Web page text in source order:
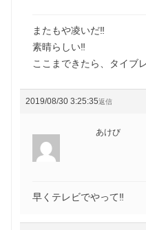
またもや凌いだ‼️
素晴らしい‼️
ここまできたら、タイブ
2019/08/30 3:25:35返信
あけび
早くテレビでやって‼️